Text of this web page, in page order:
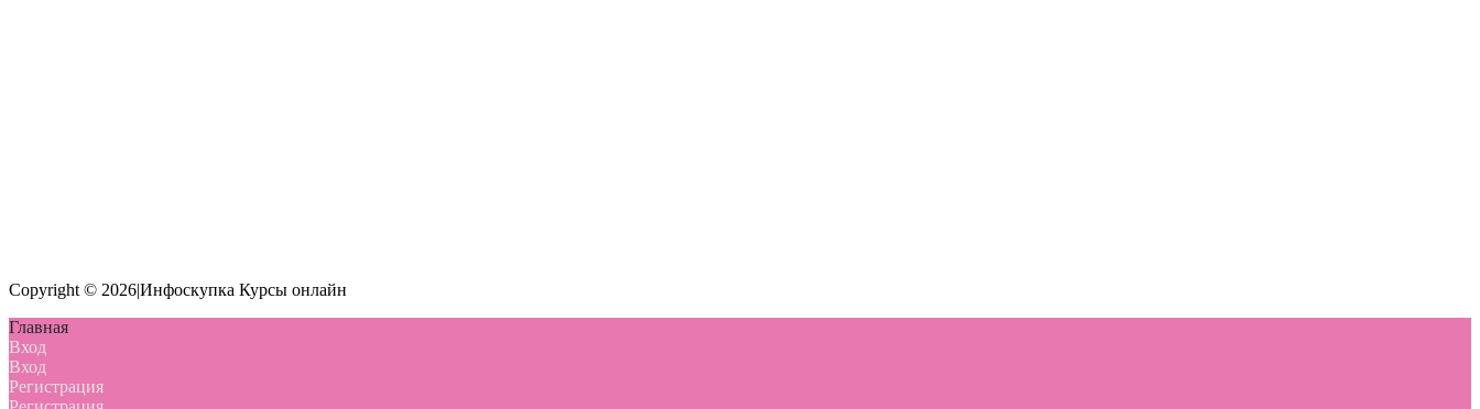
Copyright © 2026|Инфоскупка Курсы онлайн
Главная
Вход
Вход
Регистрация